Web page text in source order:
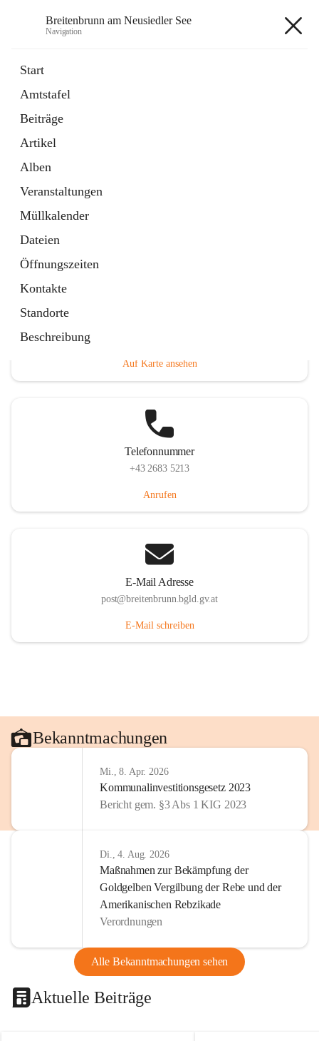
Breitenbrunn am Neusiedler See
Navigation
Start
Amtstafel
Beiträge
Artikel
Alben
Veranstaltungen
Müllkalender
Dateien
Öffnungszeiten
Kontakte
Standorte
Beschreibung
18 Schnellzugriffe
Gemeindeservice
Auf Karte ansehen
Telefonnummer
+43 2683 5213
Anrufen
E-Mail Adresse
post@breitenbrunn.bgld.gv.at
E-Mail schreiben
Bekanntmachungen
Mi., 8. Apr. 2026
Kommunalinvestitionsgesetz 2023
Bericht gem. §3 Abs 1 KIG 2023
Di., 4. Aug. 2026
Maßnahmen zur Bekämpfung der
Goldgelben Vergilbung der Rebe und der
Amerikanischen Rebzikade
Verordnungen
Alle Bekanntmachungen sehen
Aktuelle Beiträge